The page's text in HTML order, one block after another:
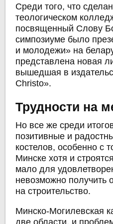
Среди того, что
теологическом
посвященный Слову
симпозиуме было
и молодежи» на
представлена новая
вышедшая в
Christo».
Трудности на
Но все же среди
позитивные и
костелов, особенно с
Минске хотя и
мало для
невозможно получить
на строительство.
Минско-Могилевская